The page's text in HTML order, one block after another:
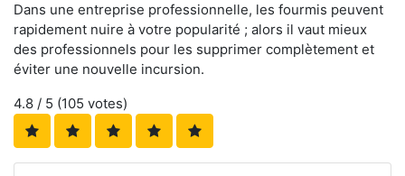
Dans une entreprise professionnelle, les fourmis peuvent
rapidement nuire à votre popularité ; alors il vaut mieux
des professionnels pour les supprimer complètement et
éviter une nouvelle incursion.
4.8 / 5 (105 votes)